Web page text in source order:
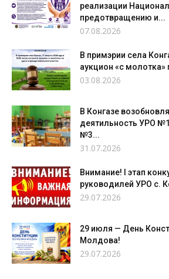
реализации
предотвращению и...
07.08.2026
В примэрии села
аукцион «с молотка»
03.08.2026
В Конгазе
деятильность УРО
№3...
31.07.2026
Внимание! I этап
руководилей УРО с.
29.07.2026
29 июля — День
Молдова!
29.07.2026